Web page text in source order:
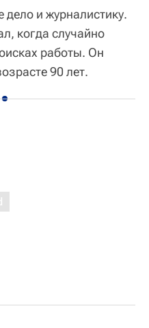
и журналистику.
когда случайно
работы. Он
90 лет.